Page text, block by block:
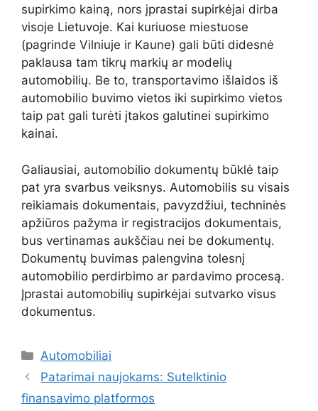
supirkimo kainą, nors įprastai supirkėjai dirba
visoje Lietuvoje. Kai kuriuose miestuose
(pagrinde Vilniuje ir Kaune) gali būti didesnė
paklausa tam tikrų markių ar modelių
automobilių. Be to, transportavimo išlaidos iš
automobilio buvimo vietos iki supirkimo vietos
taip pat gali turėti įtakos galutinei supirkimo
kainai.
Galiausiai, automobilio dokumentų būklė taip
pat yra svarbus veiksnys. Automobilis su visais
reikiamais dokumentais, pavyzdžiui, techninės
apžiūros pažyma ir registracijos dokumentais,
bus vertinamas aukščiau nei be dokumentų.
Dokumentų buvimas palengvina tolesnį
automobilio perdirbimo ar pardavimo procesą.
Įprastai automobilių supirkėjai sutvarko visus
dokumentus.
Kategorijos
Automobiliai
Patarimai naujokams: Sutelktinio
finansavimo platformos